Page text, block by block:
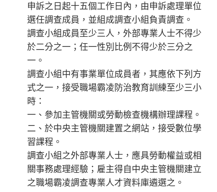
申訴之日起十五個工作日內，由申訴處理單位
選任調查成員，並組成調查小組負責調查。
調查小組成員至少三人，外部專業人士不得少
於二分之一；任一性別比例不得少於三分之
一。
調查小組中有事業單位成員者，其應依下列方
式之一，接受職場霸凌防治教育訓練至少三小
時：
一、參加主管機關或勞動檢查機構辦理課程。
二、於中央主管機關建置之網站，接受數位學
習課程。
調查小組之外部專業人士，應具勞動權益或相
關事務處理經驗；雇主得自中央主管機關建立
之職場霸凌調查專業人才資料庫遴選之。